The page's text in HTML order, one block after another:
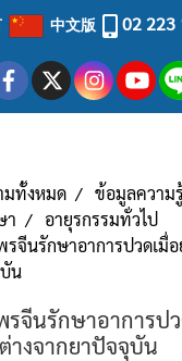
中文版 02 223
ทั้งหมด
ข้อมูลความ
า
อายุรกรรมทั่วไป
รจีนรักษาอาการปวดเมื่
น
รจีนรักษาอาการป
างจากยาปัจจุบัน